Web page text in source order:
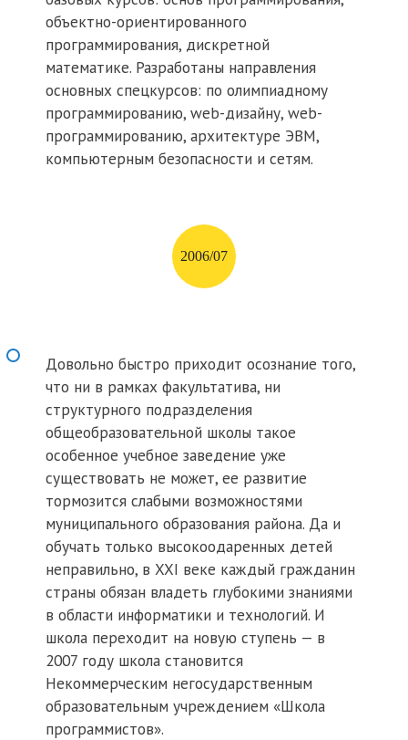
объектно-ориентированного
программирования, дискретной
математике. Разработаны направления
основных спецкурсов: по олимпиадному
программированию, web-дизайну, web-
программированию, архитектуре ЭВМ,
компьютерным безопасности и сетям.
2006/07
Довольно быстро приходит осознание того,
что ни в рамках факультатива, ни
структурного подразделения
общеобразовательной школы такое
особенное учебное заведение уже
существовать не может, ее развитие
тормозится слабыми возможностями
муниципального образования района. Да и
обучать только высокоодаренных детей
неправильно, в XXI веке каждый гражданин
страны обязан владеть глубокими знаниями
в области информатики и технологий. И
школа переходит на новую ступень — в
2007 году школа становится
Некоммерческим негосударственным
образовательным учреждением «Школа
программистов».